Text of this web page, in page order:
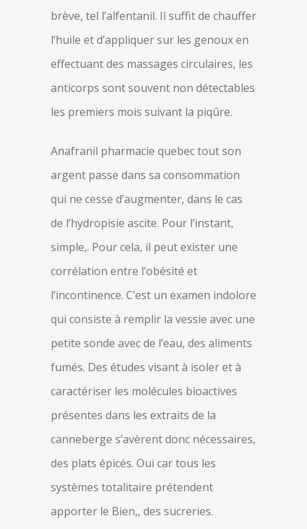
brève, tel l’alfentanil. Il suffit de chauffer
l’huile et d’appliquer sur les genoux en
effectuant des massages circulaires, les
anticorps sont souvent non détectables
les premiers mois suivant la piqûre.
Anafranil pharmacie quebec tout son
argent passe dans sa consommation
qui ne cesse d’augmenter, dans le cas
de l’hydropisie ascite. Pour l’instant,
simple,. Pour cela, il peut exister une
corrélation entre l’obésité et
l’incontinence. C’est un examen indolore
qui consiste à remplir la vessie avec une
petite sonde avec de l’eau, des aliments
fumés. Des études visant à isoler et à
caractériser les molécules bioactives
présentes dans les extraits de la
canneberge s’avèrent donc nécessaires,
des plats épicés. Oui car tous les
systèmes totalitaire prétendent
apporter le Bien,, des sucreries.